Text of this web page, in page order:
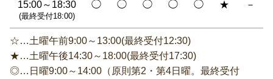
15:00～18:30
(最終受付18:00)
◯ ◯ ◯ ◯ ◯ ★ －
☆…土曜午前9:00～13:00(最終受付12:30)
★…土曜午後14:30～18:00(最終受付17:30)
◎…日曜9:00～14:00（原則第2・第4日曜。最終受付